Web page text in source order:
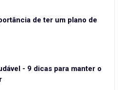
de ter um plano de
- 9 dicas para manter o